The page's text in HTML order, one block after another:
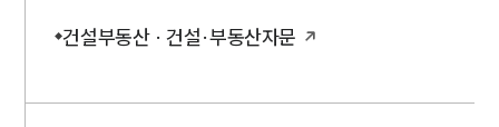
건설부동산 · 건설·부동산자문